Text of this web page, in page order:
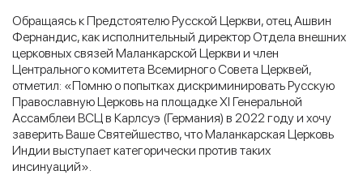
Обращаясь к Предстоятелю Русской Церкви, отец Ашвин
Фернандис, как исполнительный директор Отдела внешних
церковных связей Маланкарской Церкви и член
Центрального комитета Всемирного Совета Церквей,
отметил: «Помню о попытках дискриминировать Русскую
Православную Церковь на площадке XI Генеральной
Ассамблеи ВСЦ в Карлсуэ (Германия) в 2022 году и хочу
заверить Ваше Святейшество, что Маланкарская Церковь
Индии выступает категорически против таких
инсинуаций».